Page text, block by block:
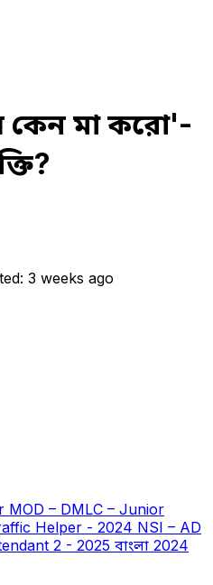
মা করো'-
3 weeks ago
MOD – DMLC – Junior
Helper - 2024 NSI – AD
2 - 2025 বাংলা 2024